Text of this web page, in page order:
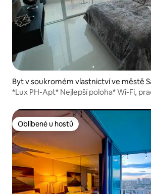
Byt v soukromém vlastnictví ve městě
an
*Lux PH-Apt* Nejlepší poloha* Wi-Fi,
Oblíbené u hostů
Oblíbené u hostů